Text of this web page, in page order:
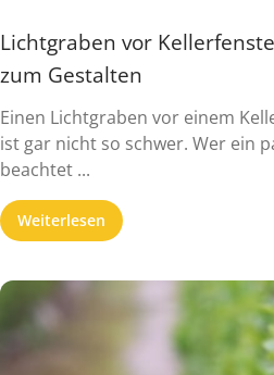
Lichtgraben vor
zum Gestalten
Einen Lichtgraben vor einem
ist gar nicht so schwer. Wer ein
beachtet ...
Weiterlesen